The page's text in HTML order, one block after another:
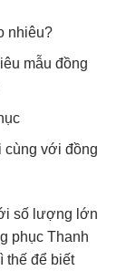
nhiêu?
mẫu đồng
cùng với đồng
số lượng lớn
phục Thanh
thế để biết